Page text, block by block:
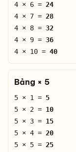
4 × 6 = 24
4 × 7 = 28
4 × 8 = 32
4 × 9 = 36
4 × 10 = 40
Bảng × 5
5 × 1 = 5
5 × 2 = 10
5 × 3 = 15
5 × 4 = 20
5 × 5 = 25